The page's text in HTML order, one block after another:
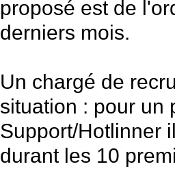
proposé est de
derniers mois.
Un chargé de
situation : pour un
Support/Hotlinner
durant les 10